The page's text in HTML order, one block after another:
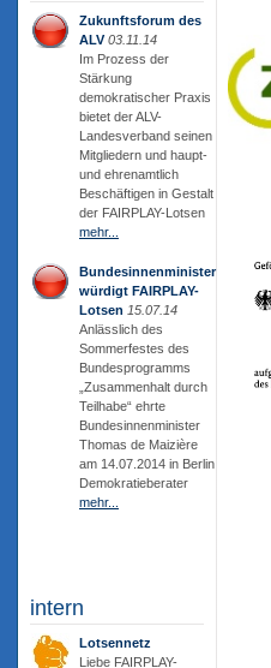
Zukunftsforum des
ALV 03.11.14
Im Prozess der
Stärkung
demokratischer Praxis
bietet der ALV-
Landesverband seinen
Mitgliedern und haupt-
und ehrenamtlich
Beschäftigen in Gestalt
der FAIRPLAY-Lotsen
mehr...
Bundesinnenminister
würdigt FAIRPLAY-
Lotsen 15.07.14
Anlässlich des
Sommerfestes des
Bundesprogramms
„Zusammenhalt durch
Teilhabe“ ehrte
Bundesinnenminister
Thomas de Maizière
am 14.07.2014 in Berlin
Demokratieberater
mehr...
intern
Lotsennetz
Liebe FAIRPLAY-